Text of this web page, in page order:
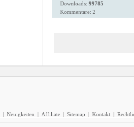
Downloads: 99785
Kommentare: 2
| Neuigkeiten | Affiliate | Sitemap | Kontakt |